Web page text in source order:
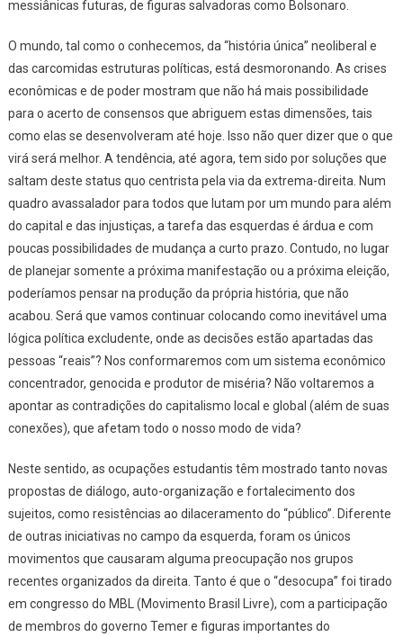
messiânicas futuras, de figuras salvadoras como Bolsonaro.
O mundo, tal como o conhecemos, da “história única” neoliberal e
das carcomidas estruturas políticas, está desmoronando. As crises
econômicas e de poder mostram que não há mais possibilidade
para o acerto de consensos que abriguem estas dimensões, tais
como elas se desenvolveram até hoje. Isso não quer dizer que o que
virá será melhor. A tendência, até agora, tem sido por soluções que
saltam deste status quo centrista pela via da extrema-direita. Num
quadro avassalador para todos que lutam por um mundo para além
do capital e das injustiças, a tarefa das esquerdas é árdua e com
poucas possibilidades de mudança a curto prazo. Contudo, no lugar
de planejar somente a próxima manifestação ou a próxima eleição,
poderíamos pensar na produção da própria história, que não
acabou. Será que vamos continuar colocando como inevitável uma
lógica política excludente, onde as decisões estão apartadas das
pessoas “reais”? Nos conformaremos com um sistema econômico
concentrador, genocida e produtor de miséria? Não voltaremos a
apontar as contradições do capitalismo local e global (além de suas
conexões), que afetam todo o nosso modo de vida?
Neste sentido, as ocupações estudantis têm mostrado tanto novas
propostas de diálogo, auto-organização e fortalecimento dos
sujeitos, como resistências ao dilaceramento do “público”. Diferente
de outras iniciativas no campo da esquerda, foram os únicos
movimentos que causaram alguma preocupação nos grupos
recentes organizados da direita. Tanto é que o “desocupa” foi tirado
em congresso do MBL (Movimento Brasil Livre), com a participação
de membros do governo Temer e figuras importantes do